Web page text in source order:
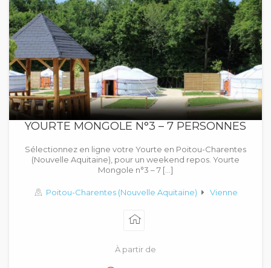
YOURTE MONGOLE N°3 – 7 PERSONNES
Sélectionnez en ligne votre Yourte en Poitou-Charentes
(Nouvelle Aquitaine), pour un weekend repos. Yourte
Mongole n°3 – 7 […]
Poitou-Charentes (Nouvelle Aquitaine) Vienne
À partir de